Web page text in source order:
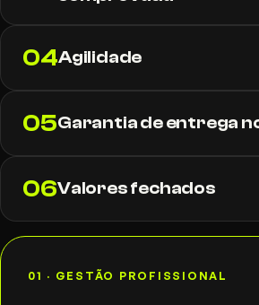
04Agilidade
05Garantia de entrega
06Valores fechados
01 · GESTÃO PROFISSIONAL